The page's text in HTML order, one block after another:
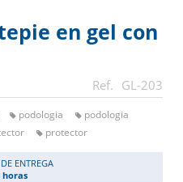
en gel con
GL-203
podologia
podologia
protector
ENTREGA
horas